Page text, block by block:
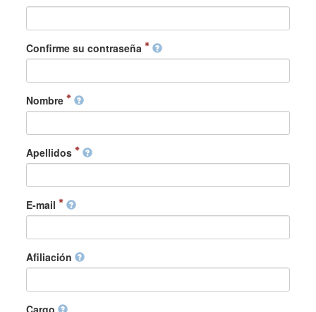
Confirme su contraseña
Nombre
Apellidos
E-mail
Afiliación
Cargo